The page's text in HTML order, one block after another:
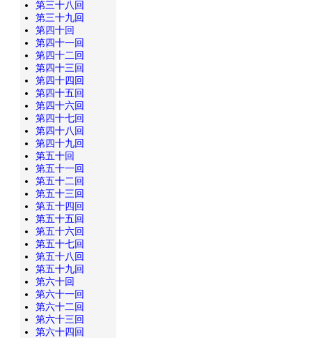
第三十八回
第三十九回
第四十回
第四十一回
第四十二回
第四十三回
第四十四回
第四十五回
第四十六回
第四十七回
第四十八回
第四十九回
第五十回
第五十一回
第五十二回
第五十三回
第五十四回
第五十五回
第五十六回
第五十七回
第五十八回
第五十九回
第六十回
第六十一回
第六十二回
第六十三回
第六十四回